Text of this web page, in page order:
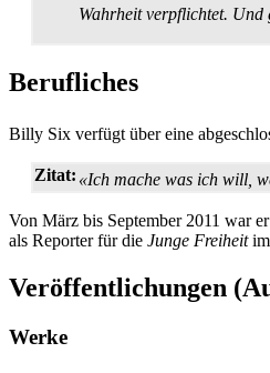
Wahrheit verpflichtet.
Berufliches
Billy Six verfügt über eine
Zitat: «Ich mache was ich will,
Von März bis September 2011 war
als Reporter für die Junge Freiheitim
Veröffentlichungen
Werke